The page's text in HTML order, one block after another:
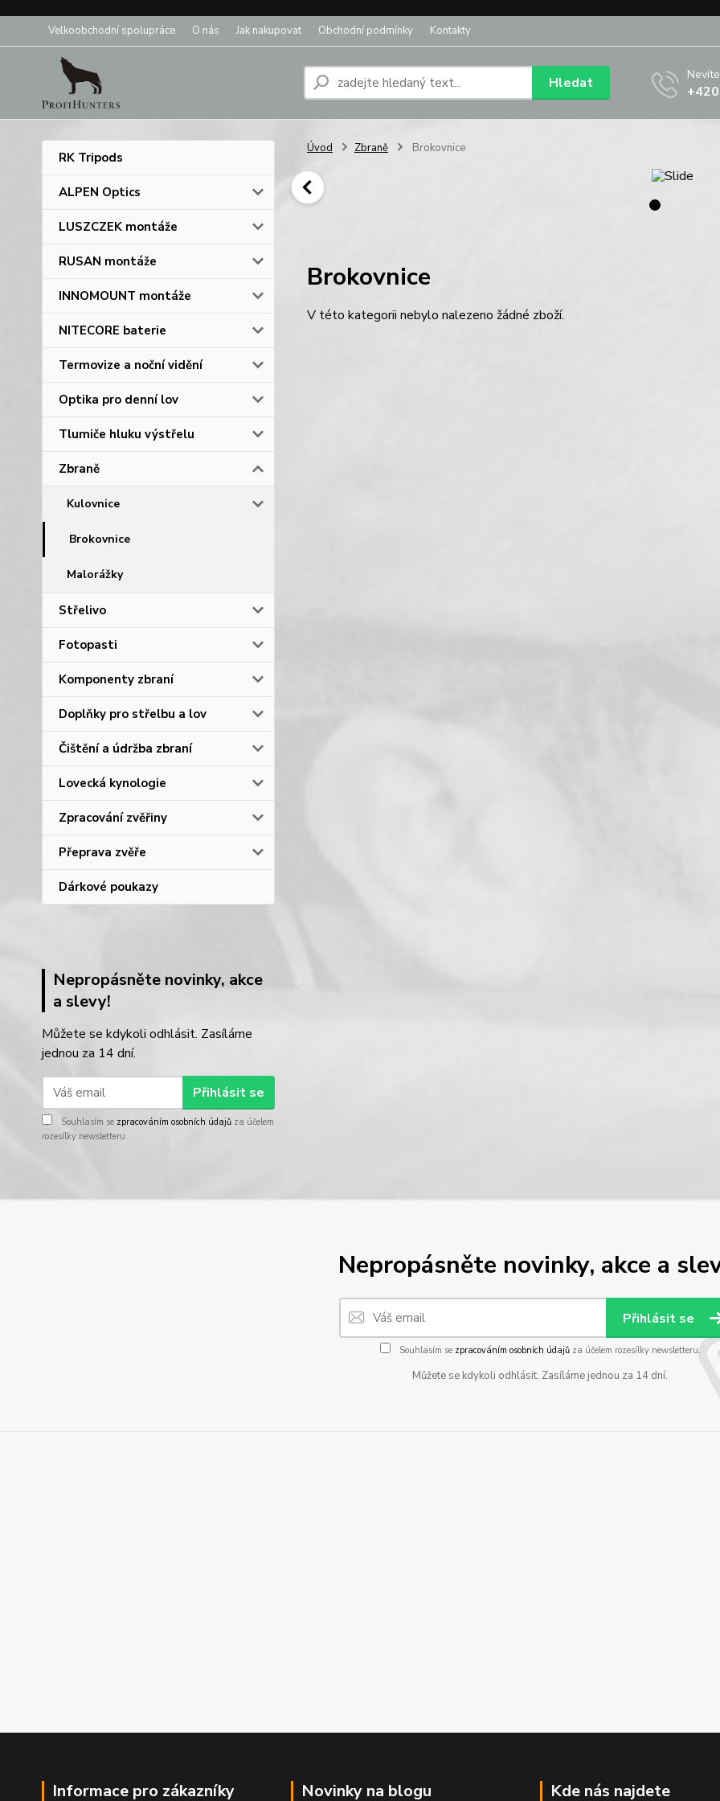
Velkoobchodní spolupráce O nás Jak nakupovat Obchodní podmínky Kontakty
Hledat
RK Tripods
ALPEN Optics
LUSZCZEK montáže
RUSAN montáže
INNOMOUNT montáže
NITECORE baterie
Termovize a noční vidění
Optika pro denní lov
Tlumiče hluku výstřelu
Zbraně
Kulovnice
Brokovnice
Malorážky
Střelivo
Fotopasti
Komponenty zbraní
Doplňky pro střelbu a lov
Čištění a údržba zbraní
Lovecká kynologie
Zpracování zvěřiny
Přeprava zvěře
Dárkové poukazy
Nepropásněte novinky, akce
a slevy!
Můžete se kdykoli odhlásit. Zasíláme
jednou za 14 dní.
Přihlásit se
Souhlasím se zpracováním osobních údajů za účelem
rozesílky newsletteru.
Úvod Zbraně Brokovnice
Brokovnice
V této kategorii nebylo nalezeno žádné zboží.
Nepropásněte novinky, akce a
Přihlásit se
Souhlasím se zpracováním osobních údajůza účelem rozesílky newsletteru.
Můžete se kdykoli odhlásit. Zasíláme jednou za 14 dní.
Informace pro zákazníky Novinky na blogu Kde nás najdete